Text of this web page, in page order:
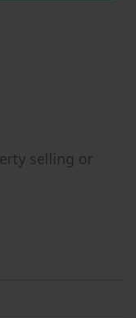
selling or